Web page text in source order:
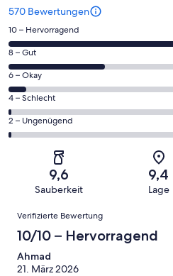
570 Bewertungen
338
von
insgesamt
570
Gästebewertungen
haben
eine
Bewertung
Hervorragend
10 – Hervorragend
183
von
insgesamt
570
Gästebewertungen
haben
Bewertung
Gut
8 – Gut
33
von
insgesamt
570
Gästebewertungen
Bewertung
Okay
6 – Okay
8
von
insgesamt
Gästebewertungen
von
Schlecht
4 – Schlecht
8
von
insgesamt
Gästebewertungen
haben
eine
von
2 – Ungenügend
9,6
Sauberkeit
9,4
Lage
Bewertungen
Verifizierte Bewertung
10/10 – Hervorragend
Ahmad
21. März 2026